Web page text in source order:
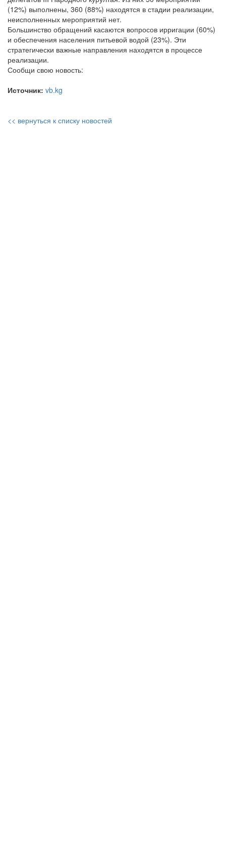
(12%) выполнены, 360 (88%) находятся в стадии реализации,
неисполненных мероприятий нет.
Большинство обращений касаются вопросов ирригации (60%)
и обеспечения населения питьевой водой (23%). Эти
стратегически важные направления находятся в процессе
реализации.
Сообщи свою новость:
Источник: vb.kg
<< вернуться к списку новостей